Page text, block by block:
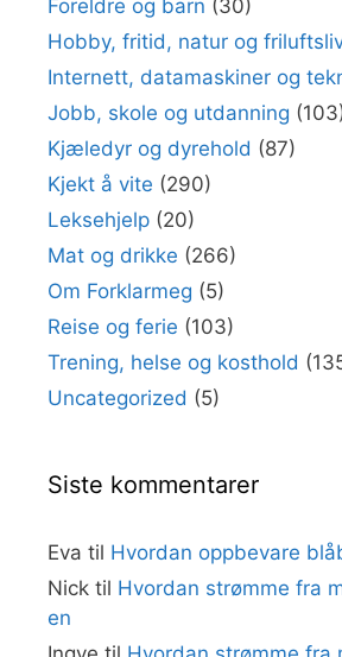
Foreldre og barn (30)
Hobby, fritid, natur og
Internett, datamaskiner og
Jobb, skole og utdanning
Kjæledyr og dyrehold (87)
Kjekt å vite (290)
Leksehjelp (20)
Mat og drikke (266)
Om Forklarmeg (5)
Reise og ferie (103)
Trening, helse og kosthold
Uncategorized (5)
Siste kommentarer
Eva til Hvordan oppbevare
Nick til Hvordan strømme fra
en